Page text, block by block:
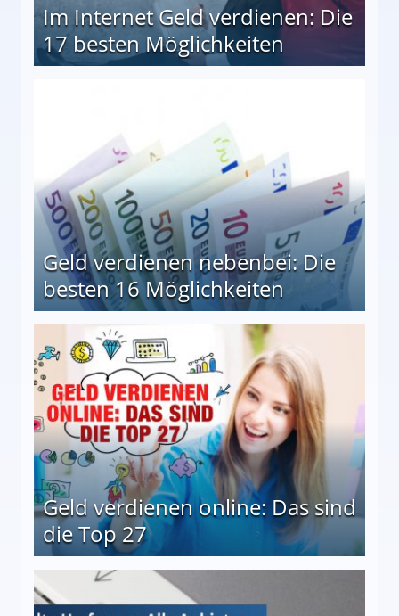
Im Internet Geld verdienen: Die
17 besten Möglichkeiten
Geld verdienen nebenbei: Die
besten 16 Möglichkeiten
Geld verdienen online: Das sind
die Top 27